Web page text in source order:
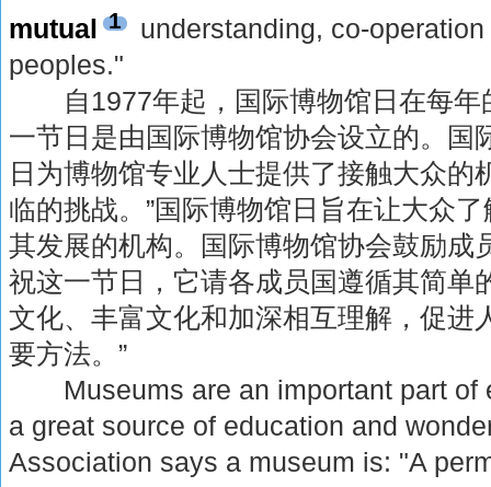
mutual 1
understanding, co-
peoples."
自1977年起，国际博物馆日在每年
一节日是由国际博物馆协会设立的。国
日为博物馆专业人士提供了接触大众的
临的挑战。”国际博物馆日旨在让大众
其发展的机构。国际博物馆协会鼓励成
祝这一节日，它请各成员国遵循其简单
文化、丰富文化和加深相互理解，促进
要方法。”
Museums are an important part of
a great source of education and
Association says a museum is: "A